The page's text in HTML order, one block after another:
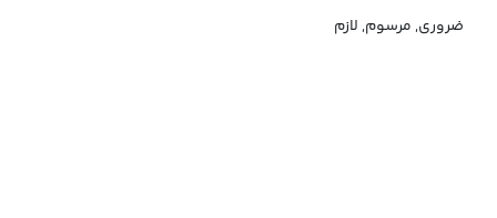
ضروری, مرسوم, لازم